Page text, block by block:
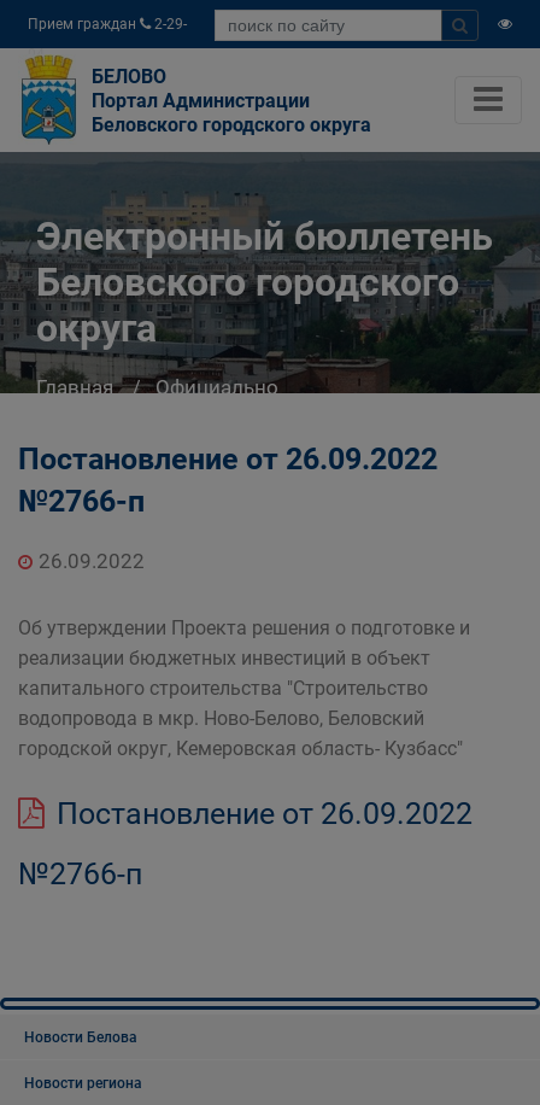
Прием граждан
2-29-
04
БЕЛОВО
Портал Администрации
Беловского городского округа
Электронный бюллетень
Беловского городского
округа
Главная
Официально
Постановление от 26.09.2022
№2766-п
26.09.2022
Об утверждении Проекта решения о подготовке и
реализации бюджетных инвестиций в объект
капитального строительства "Строительство
водопровода в мкр. Ново-Белово, Беловский
городской округ, Кемеровская область- Кузбасс"
Постановление от 26.09.2022
№2766-п
Новости Белова
Новости региона